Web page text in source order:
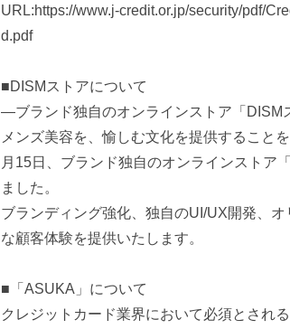
URL:https://www.j-credit.or.jp/security/pdf/
d.pdf
■DISMストアについて
―ブランド独自のオンラインストア「
メンズ美容を、愉しむ文化を提供すること
月15日、ブランド独自のオンラインストア
ました。
ブランディング強化、独自のUI/UX開発、
な顧客体験を提供いたします。
■「ASUKA」について
クレジットカード業界において必須とされ